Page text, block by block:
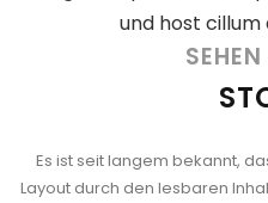
und host cillum
Es ist seit langem bekannt,
Layout durch den lesbaren